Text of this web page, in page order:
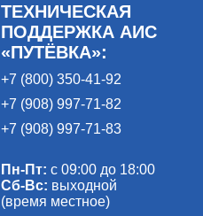
ТЕХНИЧЕСКАЯ
ПОДДЕРЖКА АИС
«ПУТЁВКА»:
+7 (800) 350-41-92
+7 (908) 997-71-82
+7 (908) 997-71-83
Пн-Пт: с 09:00 до 18:00
Сб-Вс: выходной
(время местное)